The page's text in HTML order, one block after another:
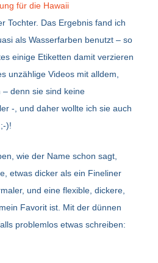
für die Hawaii
Tochter. Das Ergebnis fand ich
als Wasserfarben benutzt – so
einige Etiketten damit verzieren
unzählige Videos mit alldem,
denn sie sind keine
-, und daher wollte ich sie auch
)!
wie der Name schon sagt,
etwas dicker als ein Fineliner
und eine flexible, dickere,
Favorit ist. Mit der dünnen
problemlos etwas schreiben: